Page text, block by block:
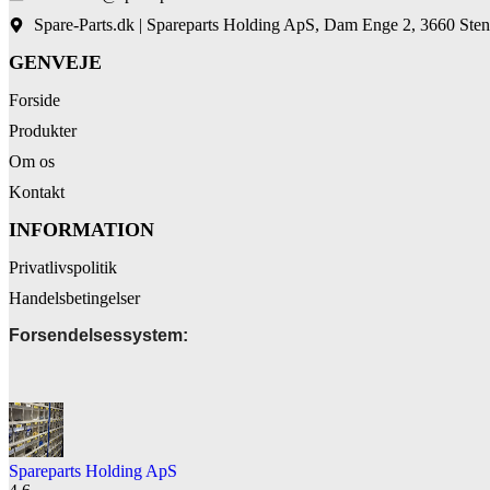
Spare-Parts.dk | Spareparts Holding ApS, Dam Enge 2, 3660
GENVEJE
Forside
Produkter
Om os
Kontakt
INFORMATION
Privatlivspolitik
Handelsbetingelser
Forsendelsessystem:
Spareparts Holding ApS